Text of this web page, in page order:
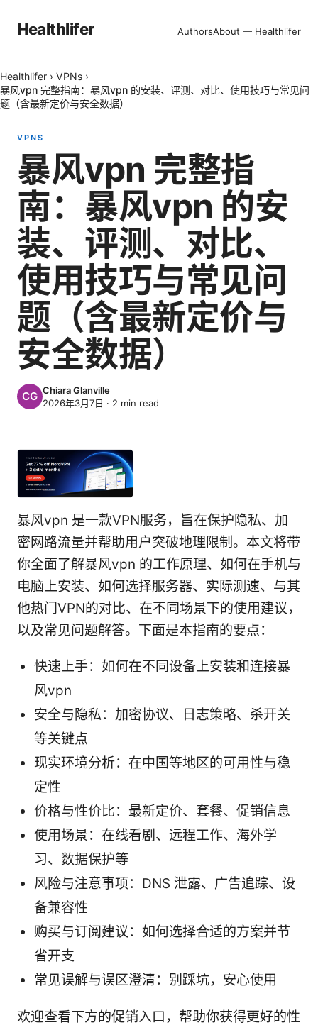
Healthlifer AuthorsAbout — Healthlifer
Healthlifer › VPNs ›
暴风vpn 完整指南：暴风vpn 的安装、评测、对比、使用技巧与常见问
题（含最新定价与安全数据）
VPNS
暴风vpn 完整指
南：暴风vpn 的安
装、评测、对比、
使用技巧与常见问
题（含最新定价与
安全数据）
Chiara Glanville
2026年3月7日 · 2 min read
暴风vpn 是一款VPN服务，旨在保护隐私、加
密网路流量并帮助用户突破地理限制。本文将带
你全面了解暴风vpn 的工作原理、如何在手机与
电脑上安装、如何选择服务器、实际测速、与其
他热门VPN的对比、在不同场景下的使用建议，
以及常见问题解答。下面是本指南的要点：
快速上手：如何在不同设备上安装和连接暴
风vpn
安全与隐私：加密协议、日志策略、杀开关
等关键点
现实环境分析：在中国等地区的可用性与稳
定性
价格与性价比：最新定价、套餐、促销信息
使用场景：在线看剧、远程工作、海外学
习、数据保护等
风险与注意事项：DNS 泄露、广告追踪、设
备兼容性
购买与订阅建议：如何选择合适的方案并节
省开支
常见误解与误区澄清：别踩坑，安心使用
欢迎查看下方的促销入口，帮助你获得更好的性